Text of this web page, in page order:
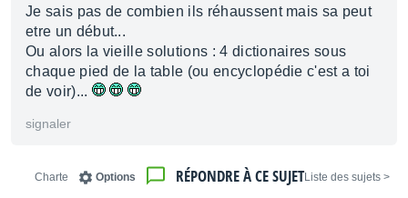
Je sais pas de combien ils réhaussent mais sa peut
etre un début...
Ou alors la vieille solutions : 4 dictionaires sous
chaque pied de la table (ou encyclopédie c'est a toi
de voir)...
signaler
< Liste des sujets
RÉPONDRE À CE SUJET
Options
Charte